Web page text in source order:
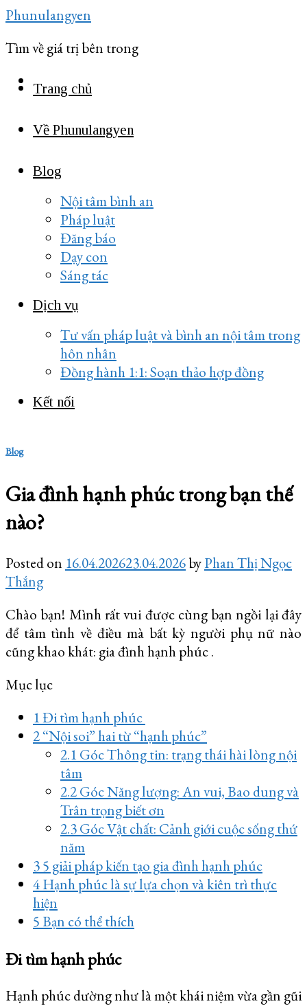
Skip
content
Phunulangyen
Tìm về giá trị bên trong
Trang chủ
Về Phunulangyen
Blog
Nội tâm bình an
Pháp luật
Đăng báo
Dạy con
Sáng tác
Dịch vụ
Tư vấn pháp luật và bình an nội tâm trong
hôn nhân
Đồng hành 1:1: Soạn thảo hợp đồng
Kết nối
Blog
Gia đình hạnh phúc trong bạn thế
nào?
Posted on 16.04.202623.04.2026byPhan Thị Ngọc
Thắng
Chào bạn! Mình rất vui được cùng bạn ngồi lại đây
để tâm tình về điều mà bất kỳ người phụ nữ nào
cũng khao khát: gia đình hạnh phúc .
Mục lục
1Đi tìm hạnh phúc
2“Nội soi” hai từ “hạnh phúc”
2.1 Góc Thông tin: trạng thái hài lòng nội
tâm
2.2Góc Năng lượng: An vui, Bao dung và
Trân trọng biết ơn
2.3Góc Vật chất: Cảnh giới cuộc sống thứ
năm
35 giải pháp kiến tạo gia đình hạnh phúc
4Hạnh phúc là sự lựa chọn và kiên trì thực
hiện
5 Bạn có thể thích
Đi tìm hạnh phúc
Hạnh phúc dường như là một khái niệm vừa gần gũi